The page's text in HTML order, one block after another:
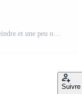
une mur avec une lot de éclaboussures de peindre et une peu or stries Photo Gratuite
Suivre